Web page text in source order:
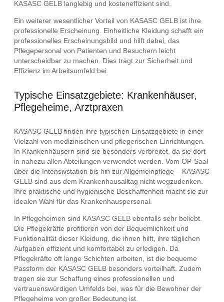
KASASC GELB langlebig und kosteneffizient sind.
Ein weiterer wesentlicher Vorteil von KASASC GELB ist ihre
professionelle Erscheinung. Einheitliche Kleidung schafft ein
professionelles Erscheinungsbild und hilft dabei, das
Pflegepersonal von Patienten und Besuchern leicht
unterscheidbar zu machen. Dies trägt zur Sicherheit und
Effizienz im Arbeitsumfeld bei.
Typische Einsatzgebiete: Krankenhäuser,
Pflegeheime, Arztpraxen
KASASC GELB finden ihre typischen Einsatzgebiete in einer
Vielzahl von medizinischen und pflegerischen Einrichtungen.
In Krankenhäusern sind sie besonders verbreitet, da sie dort
in nahezu allen Abteilungen verwendet werden. Vom OP-Saal
über die Intensivstation bis hin zur Allgemeinpflege – KASASC
GELB sind aus dem Krankenhausalltag nicht wegzudenken.
Ihre praktische und hygienische Beschaffenheit macht sie zur
idealen Wahl für das Krankenhauspersonal.
In Pflegeheimen sind KASASC GELB ebenfalls sehr beliebt.
Die Pflegekräfte profitieren von der Bequemlichkeit und
Funktionalität dieser Kleidung, die ihnen hilft, ihre täglichen
Aufgaben effizient und komfortabel zu erledigen. Da
Pflegekräfte oft lange Schichten arbeiten, ist die bequeme
Passform der KASASC GELB besonders vorteilhaft. Zudem
tragen sie zur Schaffung eines professionellen und
vertrauenswürdigen Umfelds bei, was für die Bewohner der
Pflegeheime von großer Bedeutung ist.